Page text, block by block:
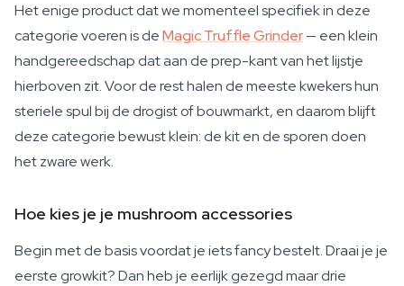
Het enige product dat we momenteel specifiek in deze
categorie voeren is deMagic Truffle Grinder— een klein
handgereedschap dat aan de prep-kant van het lijstje
hierboven zit. Voor de rest halen de meeste kwekers hun
steriele spul bij de drogist of bouwmarkt, en daarom blijft
deze categorie bewust klein: de kit en de sporen doen
het zware werk.
Hoe kies je je mushroom accessories
Begin met de basis voordat je iets fancy bestelt. Draai je je
eerste growkit? Dan heb je eerlijk gezegd maar drie